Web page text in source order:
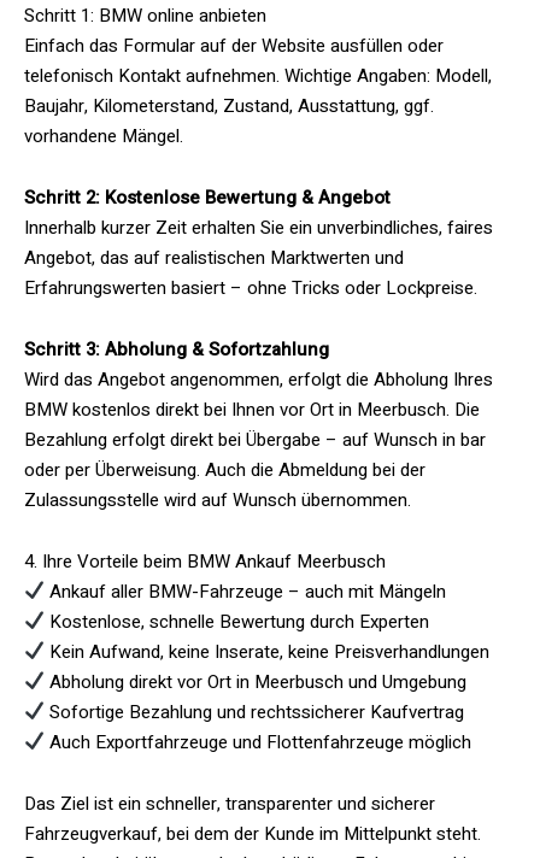
Schritt 1: BMW online anbieten
Einfach das Formular auf der Website ausfüllen oder
telefonisch Kontakt aufnehmen. Wichtige Angaben: Modell,
Baujahr, Kilometerstand, Zustand, Ausstattung, ggf.
vorhandene Mängel.
Schritt 2: Kostenlose Bewertung & Angebot
Innerhalb kurzer Zeit erhalten Sie ein unverbindliches, faires
Angebot, das auf realistischen Marktwerten und
Erfahrungswerten basiert – ohne Tricks oder Lockpreise.
Schritt 3: Abholung & Sofortzahlung
Wird das Angebot angenommen, erfolgt die Abholung Ihres
BMW kostenlos direkt bei Ihnen vor Ort in Meerbusch. Die
Bezahlung erfolgt direkt bei Übergabe – auf Wunsch in bar
oder per Überweisung. Auch die Abmeldung bei der
Zulassungsstelle wird auf Wunsch übernommen.
4. Ihre Vorteile beim BMW Ankauf Meerbusch
Ankauf aller BMW-Fahrzeuge – auch mit Mängeln
Kostenlose, schnelle Bewertung durch Experten
Kein Aufwand, keine Inserate, keine Preisverhandlungen
Abholung direkt vor Ort in Meerbusch und Umgebung
Sofortige Bezahlung und rechtssicherer Kaufvertrag
Auch Exportfahrzeuge und Flottenfahrzeuge möglich
Das Ziel ist ein schneller, transparenter und sicherer
Fahrzeugverkauf, bei dem der Kunde im Mittelpunkt steht.